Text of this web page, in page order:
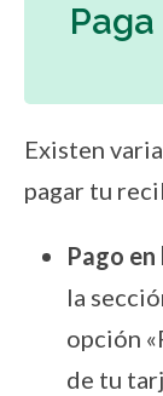
Existen
pagar tu
Pago
la
opción
de tu